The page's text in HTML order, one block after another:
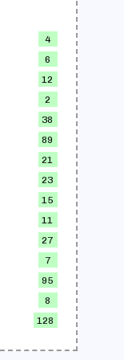
4
6
12
2
38
89
21
23
15
11
27
7
95
8
128